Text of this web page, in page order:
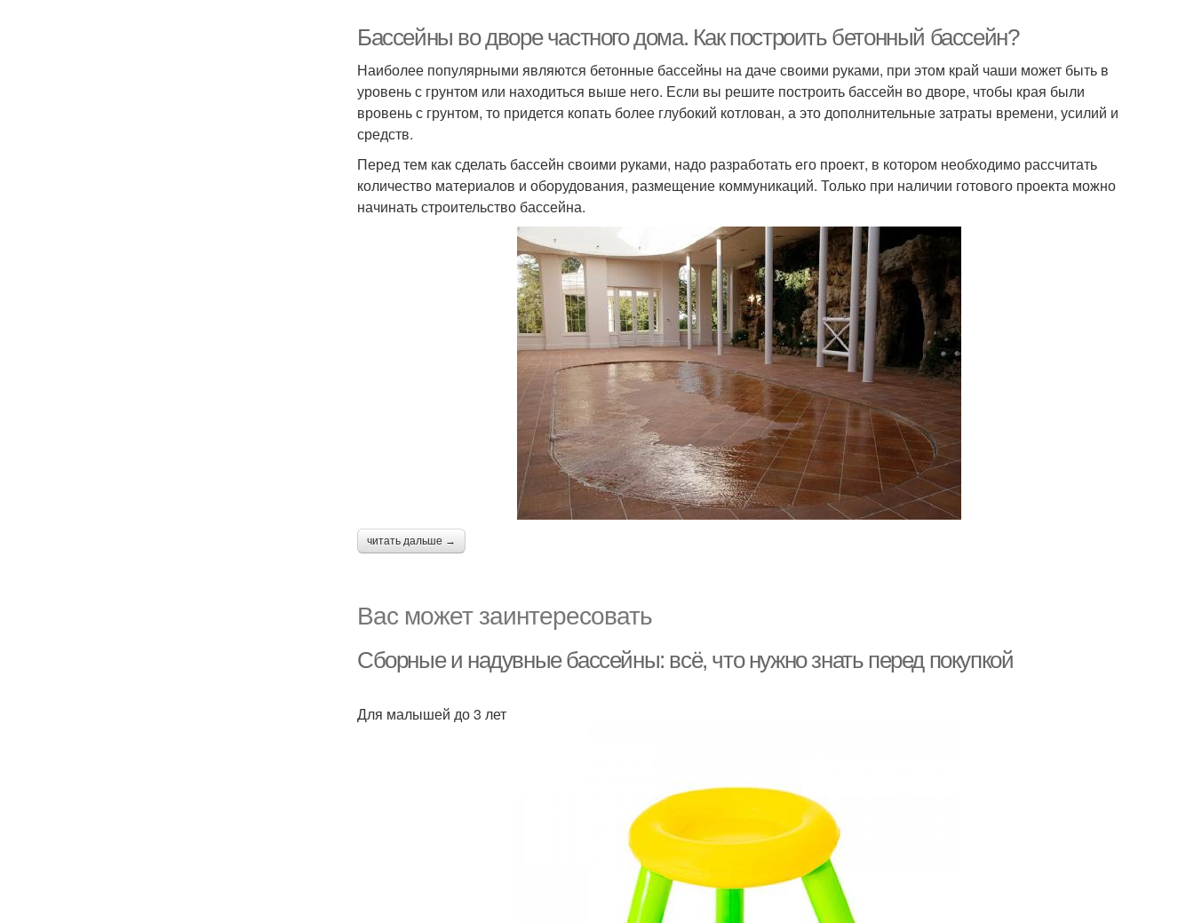
Бассейны во дворе частного дома. Как построить бетонный бассейн?
Наиболее популярными являются бетонные бассейны на даче своими руками, при этом край чаши может быть в
уровень с грунтом или находиться выше него. Если вы решите построить бассейн во дворе, чтобы края были
вровень с грунтом, то придется копать более глубокий котлован, а это дополнительные затраты времени, усилий и
средств.
Перед тем как сделать бассейн своими руками, надо разработать его проект, в котором необходимо рассчитать
количество материалов и оборудования, размещение коммуникаций. Только при наличии готового проекта можно
начинать строительство бассейна.
читать дальше →
Вас может заинтересовать
Сборные и надувные бассейны: всё, что нужно знать перед покупкой
Для малышей до 3 лет